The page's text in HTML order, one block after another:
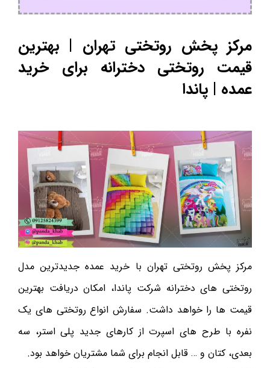
مرکز پخش روتختی تهران | بهترین
قیمت روتختی دخترانه برای خرید
عمده | پاندا
مرکز پخش روتختی تهران با خرید عمده جدیدترین مدل
روتختی های دخترانه شرکت پاندا، امکان دریافت بهترین
قیمت ها را خواهد داشت. سفارش انواع روتختی های یک
نفره با طرح های اسپرت از کارهای جدید پلی استر، سه
بعدی، کتان و … قابل انجام برای شما مشتریان خواهد بود.